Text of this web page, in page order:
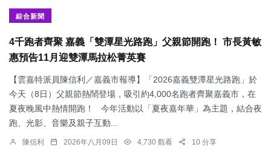
綜合新聞
4千跑者齊聚 嘉義「雙潭星光路跑」父親節開跑！ 市長黃敏
惠預告11月迎雙潭馬拉松菁英賽
【雲嘉特派員陳信利／嘉義市報導】「2026嘉義雙潭星光路跑」於
今天（8日）父親節熱鬧登場，吸引約4,000名跑者齊聚嘉義市，在
夏夜晚風中熱情開跑！ 今年活動以「夏夜嘉年華」為主題，結合夜
跑、光影、音樂及親子互動...
陳信利 2026年八月09日 4,730 觀看 10 分享